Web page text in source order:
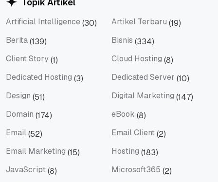
Artificial Intelligence (30) Artikel Terbaru (19)
Berita(139) Bisnis (334)
Client Story(1) Cloud Hosting (8)
Dedicated Hosting (3) Dedicated Server (10)
Design (51) Digital Marketing (147)
Domain (174) eBook (8)
Email(52) Email Client(2)
Email Marketing (15) Hosting (183)
JavaScript(8) Microsoft365 (2)